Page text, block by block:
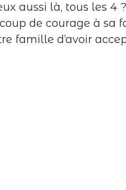
aussi là, tous les 4
de courage à sa
famille d’avoir